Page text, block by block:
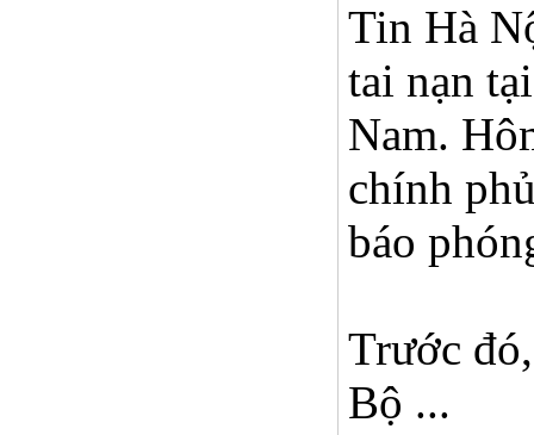
Tin Hà
tai nạn
Nam.
chính
báo
Trước
Bộ ...